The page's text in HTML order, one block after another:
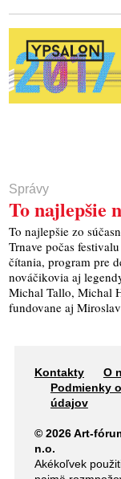
Správy
To najlepšie
To najlepšie zo
Trnave počas
čítania, program pre
nováčikovia aj
Michal Tallo, Michal
fundovane aj
Kontakty
O
Podmienky
údajov
© 2026 Art-
n.o.
Akékoľvek